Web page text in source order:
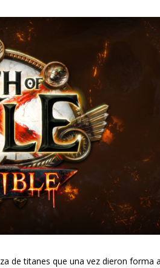
de titanes que una vez dieron forma